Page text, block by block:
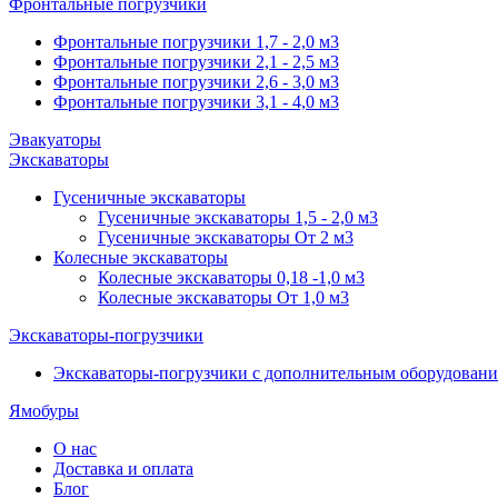
Фронтальные погрузчики
Фронтальные погрузчики 1,7 - 2,0 м3
Фронтальные погрузчики 2,1 - 2,5 м3
Фронтальные погрузчики 2,6 - 3,0 м3
Фронтальные погрузчики 3,1 - 4,0 м3
Эвакуаторы
Экскаваторы
Гусеничные экскаваторы
Гусеничные экскаваторы 1,5 - 2,0 м3
Гусеничные экскаваторы От 2 м3
Колесные экскаваторы
Колесные экскаваторы 0,18 -1,0 м3
Колесные экскаваторы От 1,0 м3
Экскаваторы-погрузчики
Экскаваторы-погрузчики с дополнительным
Ямобуры
О нас
Доставка и оплата
Блог